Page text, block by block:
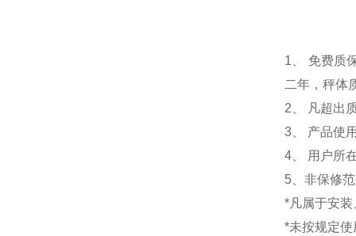
1 、 免费
二年，秤体
2、 凡超出
3、 产品使
4、 用户所
5、非保修
*凡属于安
*未按规定